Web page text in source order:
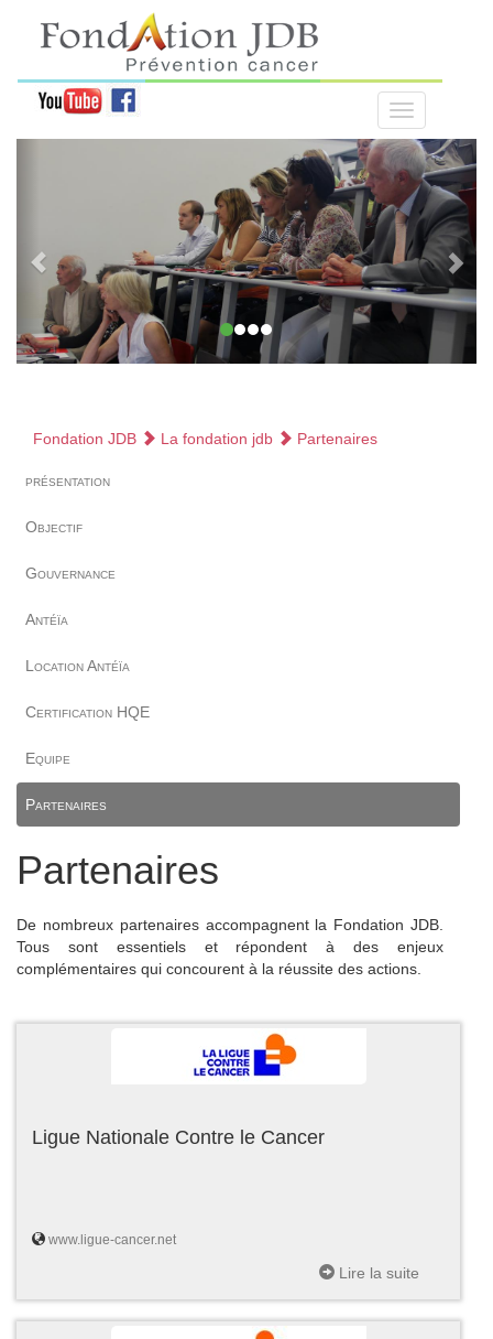
Fondation JDB La fondation jdb Partenaires
présentation
Objectif
Gouvernance
Antéïa
Location Antéïa
Certification HQE
Equipe
Partenaires
Partenaires
De nombreux partenaires accompagnent la Fondation JDB.
Tous sont essentiels et répondent à des enjeux
complémentaires qui concourent à la réussite des actions.
Ligue Nationale Contre le Cancer
www.ligue-cancer.net
Lire la suite